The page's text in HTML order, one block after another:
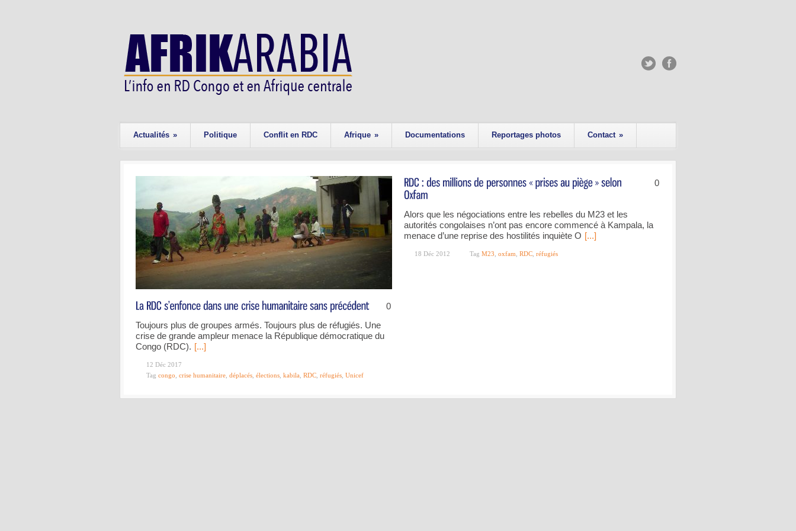
Actualités » Politique Conflit en RDC Afrique » Documentations Reportages photos Contact »
0
Toujours plus de groupes armés. Toujours plus de réfugiés. Une
crise de grande ampleur menace la République démocratique du
Congo (RDC). [...]
12 Déc 2017
Tag congo crise humanitaire déplacés élections kabila RDC réfugiés Unicef
0
Alors que les négociations entre les rebelles du M23 et les
autorités congolaises n’ont pas encore commencé à Kampala, la
menace d’une reprise des hostilités inquiète O [...]
18 Déc 2012 Tag M23 oxfam RDC réfugiés